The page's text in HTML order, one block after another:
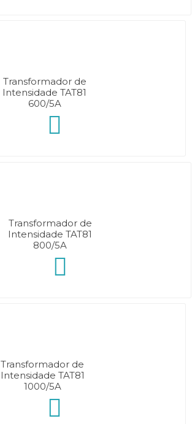
Transformador de
Intensidade TAT81
600/5A
Transformador de
Intensidade TAT81
800/5A
Transformador de
Intensidade TAT81
1000/5A